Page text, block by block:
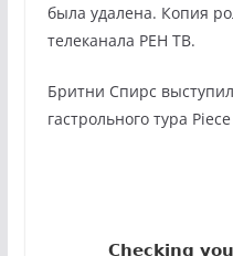
была удалена. Копия
телеканала РЕН ТВ.
Бритни Спирс
гастрольного тура